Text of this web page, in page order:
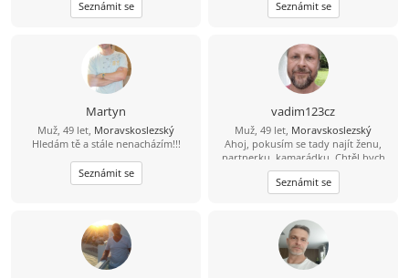
Seznámit se
pozitivně naladěný extrovert, takže
když je tma tak já svítím...Místama až
moc tvrdohlavý, ale dá se to přežít,
pohodář, vtipný, miluji přírodu, ale
nelezu tam každý víkend...dokážu
tancovat i na stole ''nahoře bez'' a
nemusím mít 4promile prostě chlap
přirozeného typu, miluji děti, sem
vegetarián takže ať se
nelekneš....pokud si dočetla až sem
tak gratuluji....
Seznámit se
Martyn
Muž, 49 let, Moravskoslezský
Hledám tě a stále nenacházím!!!
Seznámit se
vadim123cz
Muž, 49 let, Moravskoslezský
Ahoj, pokusím se tady najít ženu,
partnerku, kamarádku. Chtěl bych
opět najít lásku a důvěru na kterou
jsem doplatil Mám rád sport
zábavu,zahradu a povídání s
Seznámit se